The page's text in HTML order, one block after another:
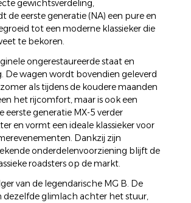
gewichtsverdeling,
eerste generatie (NA) een pure en
tot een moderne klassieker die
te bekoren.
ongerestaureerde staat en
De wagen wordt bovendien geleverd
als tijdens de koudere maanden
het rijcomfort, maar is ook een
eerste generatie MX-5 verder
en vormt een ideale klassieker voor
Dankzij zijn
onderdelenvoorziening blijft de
roadsters op de markt.
van de legendarische MG B. De
dezelfde glimlach achter het stuur,